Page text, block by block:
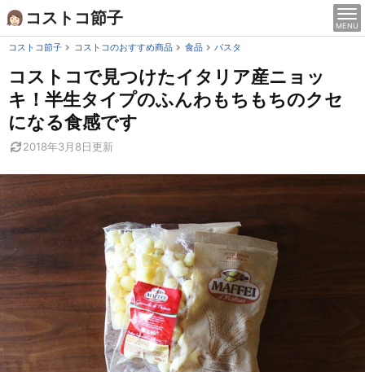
Skip
to
content
コストコ節子 MENU
コストコ節子 コストコのおすすめ商品 食品 パスタ
コストコで見つけたイタリア産ニョッ
キ！半生タイプのふんわもちもちのクセ
になる食感です
2018年3月8日更新